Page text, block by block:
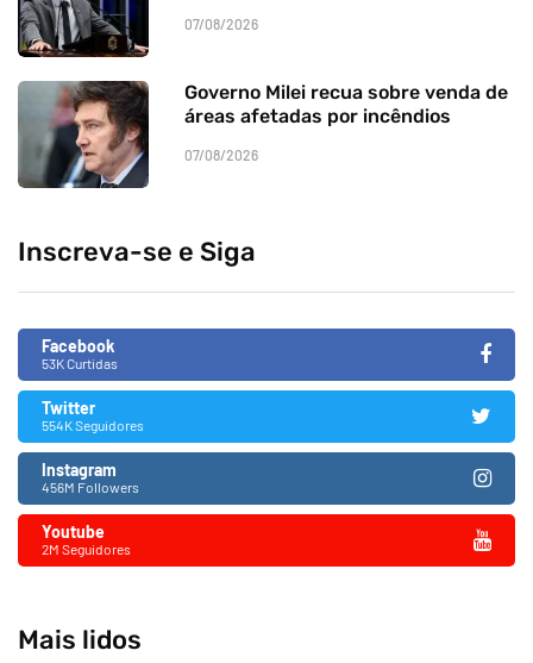
07/08/2026
Governo Milei recua sobre venda de
áreas afetadas por incêndios
07/08/2026
Inscreva-se e Siga
Facebook
53K Curtidas
Twitter
554K Seguidores
Instagram
456M Followers
Youtube
2M Seguidores
Mais lidos